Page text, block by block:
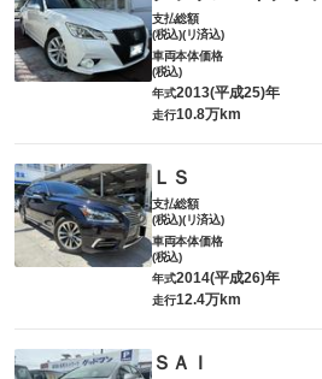
支払総額
(税込)(リ済込)
車両本体価格
(税込)
年式2013(平成25)年
走行10.8万km
ＬＳ
支払総額
(税込)(リ済込)
車両本体価格
(税込)
年式2014(平成26)年
走行12.4万km
ＳＡＩ